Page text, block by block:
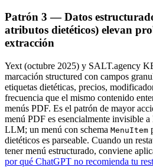
Patrón 3 — Datos
atributos dietéticos) elevan
extracción
Yext (octubre 2025) y SALT.agency
marcación structured con campos
etiquetas dietéticas, precios,
frecuencia que el mismo contenido
menús PDF. Es el patrón de mayor
menú PDF es esencialmente invisible
LLM; un menú con schema MenuItem
dietéticos es parseable. Cuando un
tener menú estructurado, conviene
por qué ChatGPT no recomienda tu